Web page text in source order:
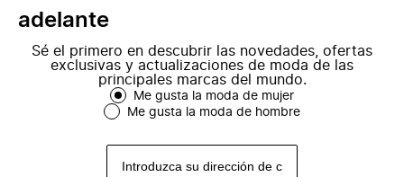
adelante
Sé el primero en descubrir las novedades, ofertas
exclusivas y actualizaciones de moda de las
principales marcas del mundo.
Me gusta la moda de mujer
Me gusta la moda de hombre